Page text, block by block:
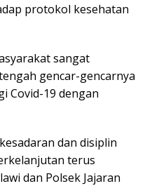
protokol kesehatan
sangat
gencar-gencarnya
Covid-19 dengan
dan disiplin
terus
dan Polsek Jajaran